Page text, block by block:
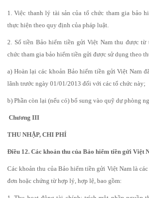
1. Việc thanh lý tài sản của tổ chức tham gia bảo
thực hiện theo quy định của pháp luật.
2. Số tiền Bảo hiểm tiền gửi Việt Nam thu được từ
chức tham gia bảo hiểm tiền gửi được sử dụng theo
a) Hoàn lại các khoản Bảo hiểm tiền gửi Việt Nam
lãnh trước ngày 01/01/2013 đối với các tổ chức này;
b) Phần còn lại (nếu có) bổ sung vào quỹ dự phòng
Chương III
THU NHẬP, CHI PHÍ
Điều 12. Các khoản thu của Bảo hiểm tiền gửi Việt
Các khoản thu của Bảo hiểm tiền gửi Việt Nam là
đơn hoặc chứng từ hợp lý, hợp lệ, bao gồm: